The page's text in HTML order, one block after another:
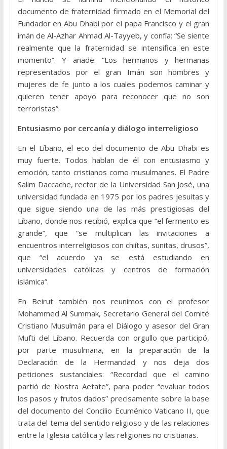
documento de fraternidad firmado en el Memorial del
Fundador en Abu Dhabi por el papa Francisco y el gran
imán de Al-Azhar Ahmad Al-Tayyeb, y confía: “Se siente
realmente que la fraternidad se intensifica en este
momento”. Y añade: “Los hermanos y hermanas
representados por el gran Imán son hombres y
mujeres de fe junto a los cuales podemos caminar y
quieren tener apoyo para reconocer que no son
terroristas”.
Entusiasmo por cercanía y diálogo interreligioso
En el Líbano, el eco del documento de Abu Dhabi es
muy fuerte. Todos hablan de él con entusiasmo y
emoción, tanto cristianos como musulmanes. El Padre
Salim Daccache, rector de la Universidad San José, una
universidad fundada en 1975 por los padres jesuitas y
que sigue siendo una de las más prestigiosas del
Líbano, donde nos recibió, explica que “el fermento es
grande”, que “se multiplican las invitaciones a
encuentros interreligiosos con chiítas, sunitas, drusos”,
que “el acuerdo ya se está estudiando en
universidades católicas y centros de formación
islámica”.
En Beirut también nos reunimos con el profesor
Mohammed Al Summak, Secretario General del Comité
Cristiano Musulmán para el Diálogo y asesor del Gran
Mufti del Líbano. Recuerda con orgullo que participó,
por parte musulmana, en la preparación de la
Declaración de la Hermandad y nos deja dos
peticiones sustanciales: “Recordad que el camino
partió de Nostra Aetate”, para poder “evaluar todos
los pasos y frutos dados” precisamente sobre la base
del documento del Concilio Ecuménico Vaticano II, que
trata del tema del sentido religioso y de las relaciones
entre la Iglesia católica y las religiones no cristianas.